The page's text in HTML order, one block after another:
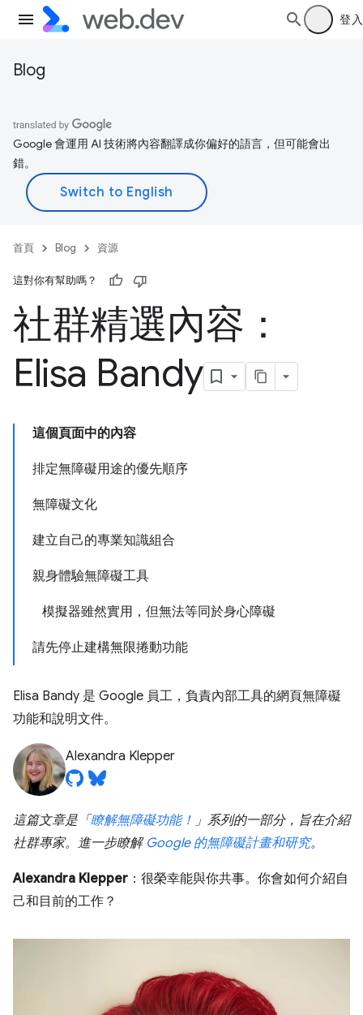
登入
Blog
Google 會運用 AI 技術將內容翻譯成你偏好的語言，但可能會出
錯。
首頁 Blog 資源
這對你有幫助嗎？
社群精選內容：
Elisa Bandy
這個頁面中的內容
排定無障礙用途的優先順序
無障礙文化
建立自己的專業知識組合
親身體驗無障礙工具
模擬器雖然實用，但無法等同於身心障礙
請先停止建構無限捲動功能
Elisa Bandy 是 Google 員工，負責內部工具的網頁無障礙
功能和說明文件。
Alexandra Klepper
這篇文章是「瞭解無障礙功能！ 」系列的一部分，旨在介紹
社群專家。進一步瞭解 Google 的無障礙計畫和研究。
Alexandra Klepper ：很榮幸能與你共事。你會如何介紹自
己和目前的工作？